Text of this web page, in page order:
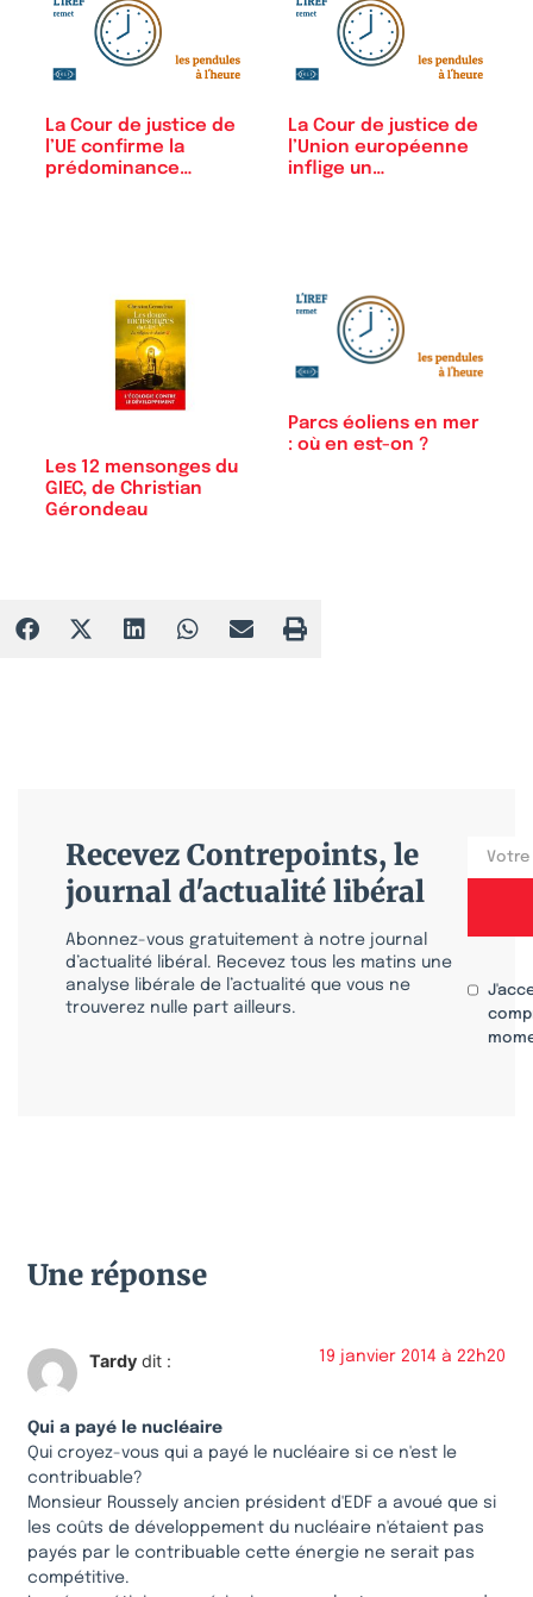
La Cour de justice de
l’UE confirme la
prédominance…
La Cour de justice de
l’Union européenne
inflige un…
Les 12 mensonges du
GIEC, de Christian
Gérondeau
Parcs éoliens en mer
: où en est-on ?
Recevez Contrepoints, le
journal d'actualité libéral
Abonnez-vous gratuitement à notre journal
d’actualité libéral. Recevez tous les matins une
analyse libérale de l’actualité que vous ne
trouverez nulle part ailleurs.
Une réponse
Tardy dit : 19 janvier 2014 à 22h20
Qui a payé le nucléaire
Qui croyez-vous qui a payé le nucléaire si ce n'est le
contribuable?
Monsieur Roussely ancien président d'EDF a avoué que si
les coûts de développement du nucléaire n'étaient pas
payés par le contribuable cette énergie ne serait pas
compétitive.